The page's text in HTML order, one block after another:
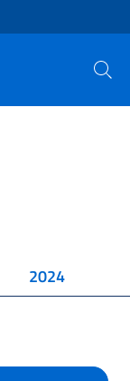
Cerca
2024